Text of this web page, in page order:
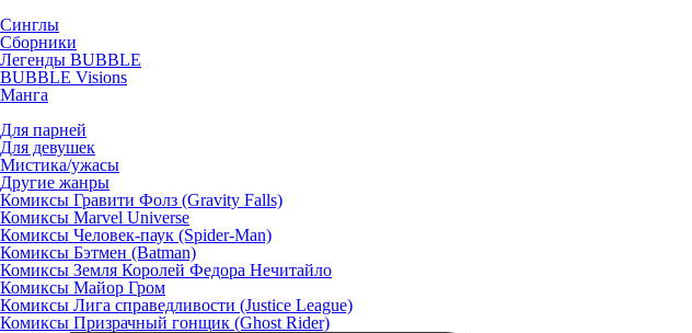
Синглы
Сборники
Легенды BUBBLE
BUBBLE Visions
Манга
Для парней
Для девушек
Мистика/ужасы
Другие жанры
Комиксы Гравити Фолз (Gravity Falls)
Комиксы Marvel Universe
Комиксы Человек-паук (Spider-Man)
Комиксы Бэтмен (Batman)
Комиксы Земля Королей Федора Нечитайло
Комиксы Майор Гром
Комиксы Лига справедливости (Justice League)
Комиксы Призрачный гонщик (Ghost Rider)